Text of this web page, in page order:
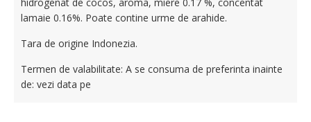
lamaie 0.16%. Poate contine urme de arahide.
Tara de origine Indonezia.
Termen de valabilitate: A se consuma de preferinta inainte
de: vezi data pe